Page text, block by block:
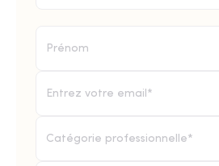
Catégorie professionnelle*